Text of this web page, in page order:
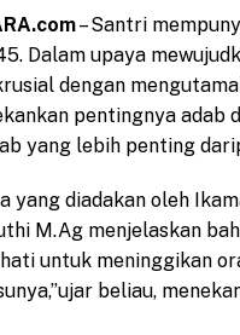
– Santri
Dalam upaya
dengan
pentingnya adab
yang lebih penting
yang diadakan oleh
M.Ag menjelaskan
untuk meninggikan
beliau,